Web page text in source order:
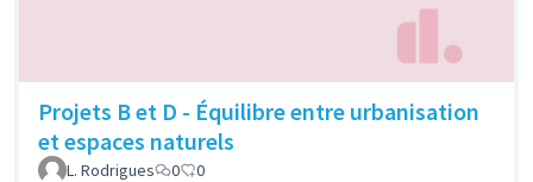
Projets B et D - Équilibre entre urbanisation
et espaces naturels
L. Rodrigues 0 0